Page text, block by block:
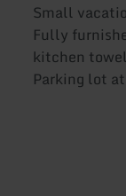
Small
Fully
kitchen
Parking lot